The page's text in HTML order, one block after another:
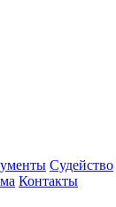
Судейство
Контакты